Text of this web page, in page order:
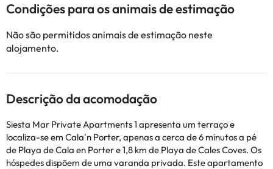
Condições para os animais de estimação
Não são permitidos animais de estimação neste
alojamento.
Descrição da acomodação
Siesta Mar Private Apartments 1 apresenta um terraço e
localiza-se em Cala'n Porter, apenas a cerca de 6 minutos a pé
de Playa de Cala en Porter e 1,8 km de Playa de Cales Coves. Os
hóspedes dispõem de uma varanda privada. Este apartamento